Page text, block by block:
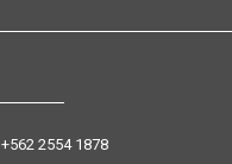
+562 2554 1878